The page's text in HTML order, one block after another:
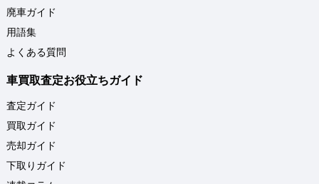
廃車ガイド
用語集
よくある質問
車買取査定お役立ちガイド
査定ガイド
買取ガイド
売却ガイド
下取りガイド